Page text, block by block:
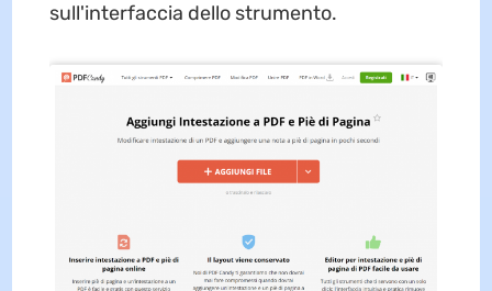
sull'interfaccia dello strumento.